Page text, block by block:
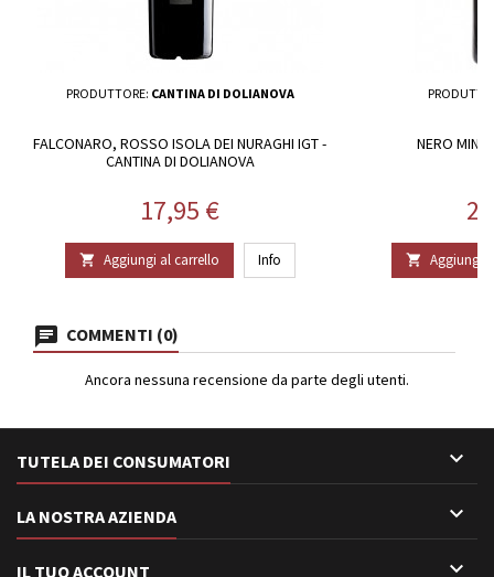
PRODUTTORE: CANTINA DI DOLIANOVA
FALCONARO, ROSSO ISOLA DEI NURAGHI IGT -
CANTINA DI DOLIANOVA
Prezzo
17,95 €
 Aggiungi al carrello Info
NERO
 Aggiungi
COMMENTI (0)
Ancora nessuna recensione da parte degli utenti.
TUTELA DEI CONSUMATORI 
LA NOSTRA AZIENDA 
IL TUO ACCOUNT 